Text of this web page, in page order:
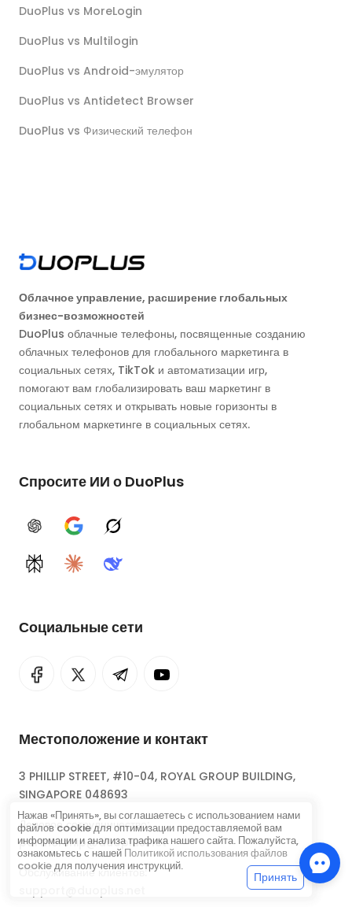
DuoPlus vs MoreLogin
DuoPlus vs Multilogin
DuoPlus vs Android-эмулятор
DuoPlus vs Antidetect Browser
DuoPlus vs Физический телефон
Облачное управление, расширение глобальных
бизнес-возможностей
DuoPlus облачные телефоны, посвященные созданию
облачных телефонов для глобального маркетинга в
социальных сетях, TikTok и автоматизации игр,
помогают вам глобализировать ваш маркетинг в
социальных сетях и открывать новые горизонты в
глобальном маркетинге в социальных сетях.
Спросите ИИ о DuoPlus
ChatGPTGoogle AIGrok
PerplexityClaudeDeepSeek
Социальные сети
Местоположение и контакт
3 PHILLIP STREET, #10-04, ROYAL GROUP BUILDING,
SINGAPORE 048693
Деловое сотрудничество:
partnership@duoplus.net
Обслуживание клиентов:
Нажав «Принять», вы соглашаетесь с использованием нами
файлов cookie для оптимизации предоставляемой вам
информации и анализа трафика нашего сайта. Пожалуйста,
ознакомьтесь с нашей Политикой использования файлов
cookieдля получения инструкций.
Принять